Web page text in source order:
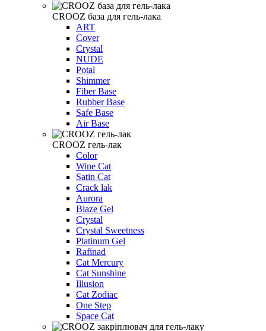
CROOZ база для гель-лака
ART
Cover
Crystal
NUDE
Potal
Shimmer
Fiber Base
Rubber Base
Safe Base
Air Base
CROOZ гель-лак
Color
Wine Cat
Satin Cat
Crack lak
Aurora
Blaze Gel
Crystal
Crystal Sweetness
Platinum Gel
Rafinad
Cat Mercury
Cat Sunshine
Illusion
Cat Zodiac
One Step
Space Cat